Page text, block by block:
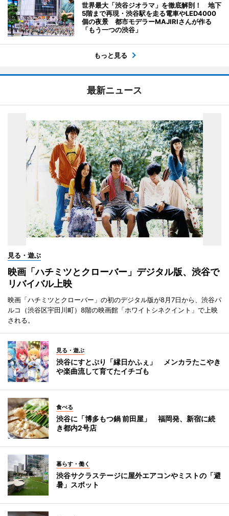
世界最大「渋谷ジオラマ」を徹底解剖！ 地下
5階まで再現・渋谷駅を走る電車やLED4000
個の夜景 都市モデラーMAJIRIさんが作る
「もう一つの渋谷」
もっと見る
最新ニュース
見る・遊ぶ
映画「ハチミツとクローバー」デジタル版、渋谷で
リバイバル上映
映画「ハチミツとクローバー」の初のデジタル版が8月7日から、渋谷パ
ルコ（渋谷区宇田川町）8階の映画館「ホワイトシネクイント」で上映
される。
見る・遊ぶ
渋谷にすとぷり「縁日かふぇ」 メンカラたこやき
や楽曲流して育てたイチゴも
食べる
渋谷に「博多もつ鍋 前田屋」 福岡発、新宿に続
き都内2号店
暮らす・働く
渋谷サクラステージに屋外エアコンやミストの「避
暑」スポット